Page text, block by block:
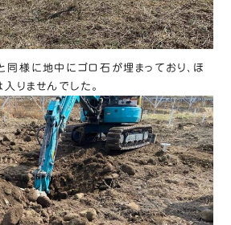
様に地中にゴロ石が埋まっており、ほ
りませんでした。